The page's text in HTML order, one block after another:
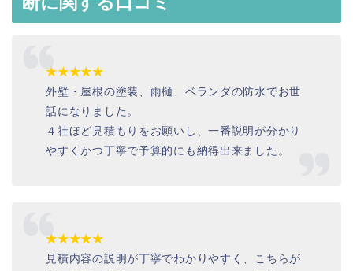
★★★★★
外壁・屋根の塗装、雨樋、ベランダの防水でお世
話になりました。
４社ほど見積もりをお願いし、一番説明が分かり
やすくかつ丁寧で予算的にも納得出来ました。
★★★★★
見積内容の説明が丁寧でわかりやすく、こちらが